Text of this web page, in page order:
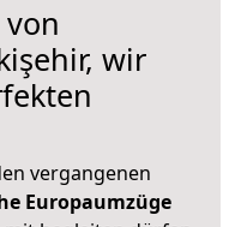
wir
vergangenen
Europaumzüge